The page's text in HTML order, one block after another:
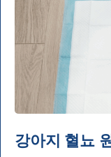
강아지 혈뇨